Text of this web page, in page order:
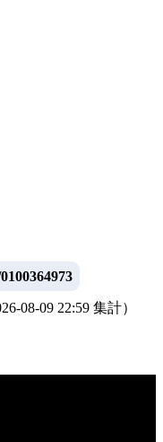
08-09 22:59 集計）